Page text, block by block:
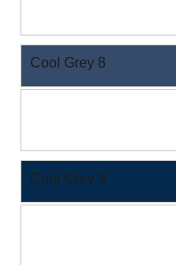
Cool Grey 8
Cool Grey 9